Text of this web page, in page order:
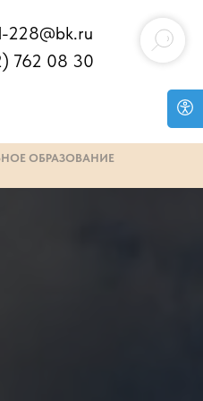
228@bk.ru
762 08 30
ОБРАЗОВАНИЕ